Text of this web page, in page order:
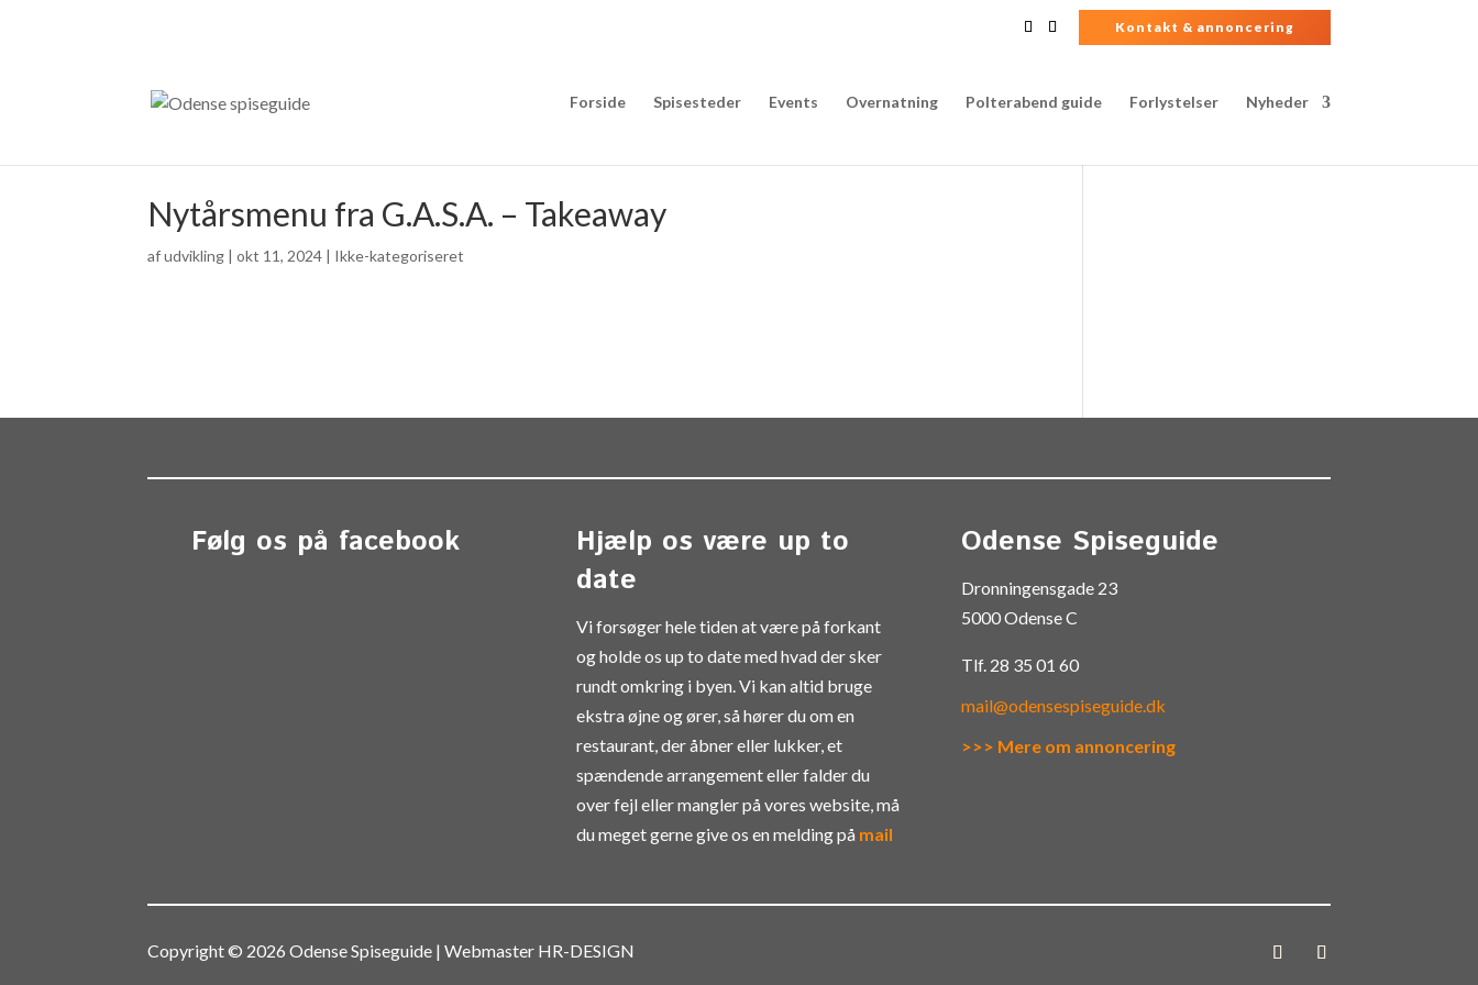
Kontakt & annoncering
Forside Spisesteder Events Overnatning Polterabend guide Forlystelser Nyheder
Nytårsmenu fra G.A.S.A. – Takeaway
afudvikling |okt 11, 2024 | Ikke-kategoriseret
Følg os på facebook
Hjælp os være up to
date
Vi forsøger hele tiden at være på forkant
og holde os up to date med hvad der sker
rundt omkring i byen. Vi kan altid bruge
ekstra øjne og ører, så hører du om en
restaurant, der åbner eller lukker, et
spændende arrangement eller falder du
over fejl eller mangler på vores website, må
du meget gerne give os en melding på mail
Odense Spiseguide
Dronningensgade 23
5000 Odense C
Tlf. 28 35 01 60
mail@odensespiseguide.dk
>>> Mere om annoncering
Copyright © 2026 Odense Spiseguide | Webmaster HR-DESIGN